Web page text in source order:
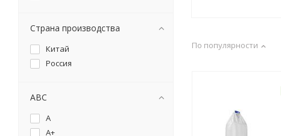
По популярности
Страна производства
Китай
Россия
ABC
A
A+